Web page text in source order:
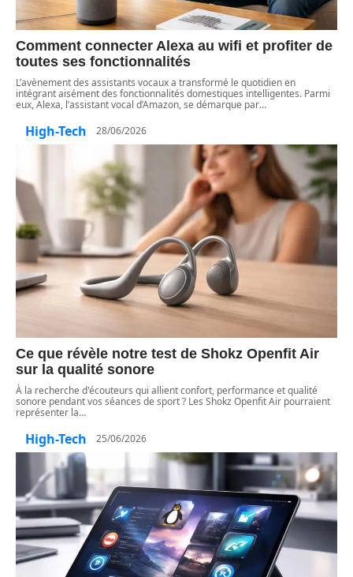
Comment connecter Alexa au wifi et profiter de
toutes ses fonctionnalités
L’avènement des assistants vocaux a transformé le quotidien en
intégrant aisément des fonctionnalités domestiques intelligentes. Parmi
eux, Alexa, l’assistant vocal d’Amazon, se démarque par…
High-Tech 28/06/2026
Ce que révèle notre test de Shokz Openfit Air
sur la qualité sonore
À la recherche d'écouteurs qui allient confort, performance et qualité
sonore pendant vos séances de sport ? Les Shokz Openfit Air pourraient
représenter la…
High-Tech 25/06/2026